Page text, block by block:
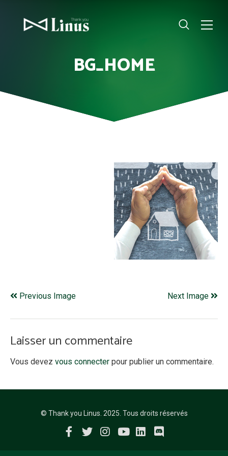
BG_HOME
Previous Image Next Image
Laisser un commentaire
Vous devez vous connecter pour publier un commentaire.
© Thank you Linus. 2025. Tous droits réservés